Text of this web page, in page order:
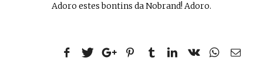
Adoro estes bontins da Nobrand! Adoro.